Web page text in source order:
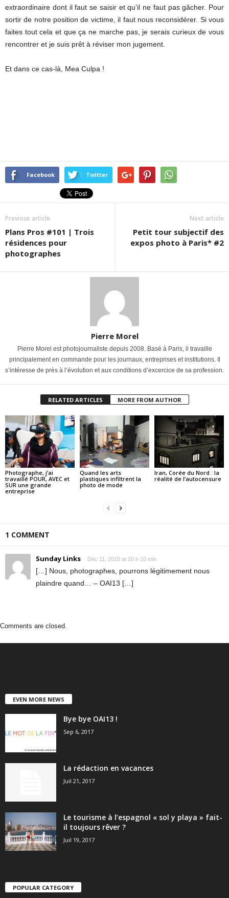
extraordinaire dont il faut se saisir et qu’il ne faut pas gâcher. Pour
sortir de notre position de victime, il faut nous reconsidérer. Si vous
faites tout cela et que ça ne marche pas, je serais curieux de vous
rencontrer et je suis prêt à réviser mon jugement.
Et dans ce cas-là, Mea Culpa !
Facebook Twitter
Previous article
Plans Pros #101 | Trois
résidences pour
photographes
Next article
Petit tour subjectif des
expos photo à Paris* #2
Pierre Morel
Pierre Morel est photojournaliste depuis 2008. Basé à Paris, il travaille
principalement en commande pour les journaux, entreprises et institutions. Il
s’intéresse de près à l’évolution et aux conditions d’excercice de sa profession.
RELATED ARTICLES MORE FROM AUTHOR
Photographe, j’ai
travaillé POUR, AVEC et
SUR une grande
entreprise
Quand les arts
plastiques infiltrent la
photo de mode
Iran, Corée du Nord : la
réalité de l’autocensure
1 COMMENT
Sunday Links Déc 11, 2015 at 20 h 10 min
[…] Nous, photographes, pourrons légitimement nous
plaindre quand… – OAI13 […]
Comments are closed.
EVEN MORE NEWS
Bye bye OAI13 !
Sep 6, 2017
La rédaction en vacances
Juil 21, 2017
Le tourisme à l’espagnol « sol y playa » fait-
il toujours rêver ?
Juil 19, 2017
POPULAR CATEGORY